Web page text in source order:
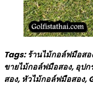
Tags: ร้านไม้กอล์ฟมือส
ขายไม้กอล์ฟมือสอง, อุป
สอง, หัวไม้กอล์ฟมือสอง,